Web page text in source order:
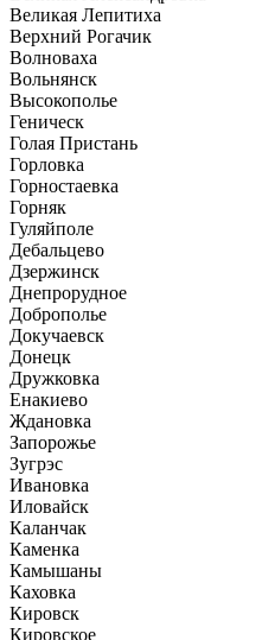
Великая Лепитиха
Верхний Рогачик
Волноваха
Вольнянск
Высокополье
Геническ
Голая Пристань
Горловка
Горностаевка
Горняк
Гуляйполе
Дебальцево
Дзержинск
Днепрорудное
Доброполье
Докучаевск
Донецк
Дружковка
Енакиево
Ждановка
Запорожье
Зугрэс
Ивановка
Иловайск
Каланчак
Каменка
Камышаны
Каховка
Кировск
Кировское